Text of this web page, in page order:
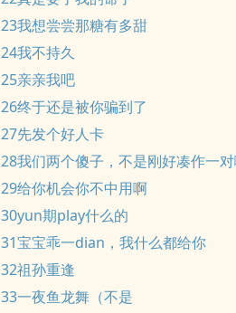
23我想尝尝那糖有多甜
24我不持久
25亲亲我吧
26终于还是被你骗到了
27先发个好人卡
28我们两个傻子，不是刚好凑作一
29给你机会你不中用啊
30yun期play什么的
31宝宝乖一dian，我什么都给你
32祖孙重逢
33一夜鱼龙舞（不是